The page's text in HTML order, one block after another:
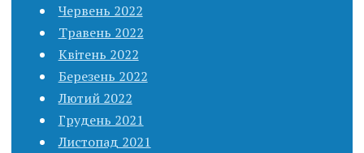
Червень 2022
Травень 2022
Квітень 2022
Березень 2022
Лютий 2022
Грудень 2021
Листопад 2021